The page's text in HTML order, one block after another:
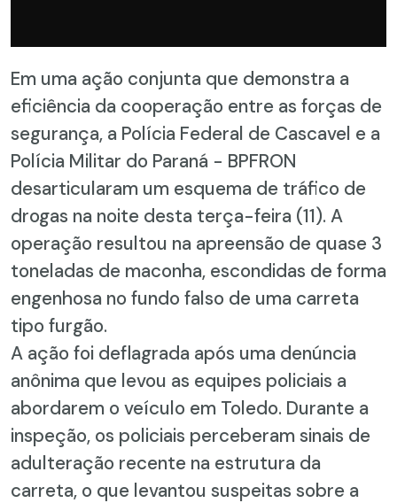
Em uma ação conjunta que demonstra a
eficiência da cooperação entre as forças de
segurança, a Polícia Federal de Cascavel e a
Polícia Militar do Paraná - BPFRON
desarticularam um esquema de tráfico de
drogas na noite desta terça-feira (11). A
operação resultou na apreensão de quase 3
toneladas de maconha, escondidas de forma
engenhosa no fundo falso de uma carreta
tipo furgão.
A ação foi deflagrada após uma denúncia
anônima que levou as equipes policiais a
abordarem o veículo em Toledo. Durante a
inspeção, os policiais perceberam sinais de
adulteração recente na estrutura da
carreta, o que levantou suspeitas sobre a